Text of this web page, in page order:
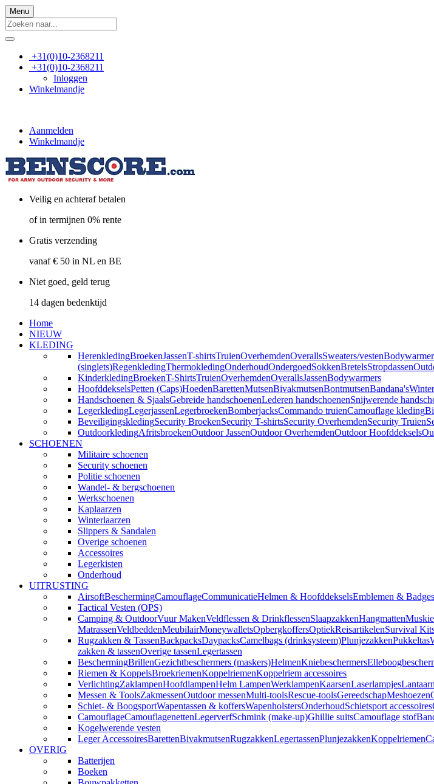
Menu
+31(0)10-2368211
+31(0)10-2368211
Inloggen
Winkelmandje
Aanmelden
Winkelmandje
Veilig en achteraf betalen
of in termijnen 0% rente
Gratis verzending
vanaf € 50 in NL en BE
Niet goed, geld terug
14 dagen bedenktijd
Home
NIEUW
KLEDING
HerenkledingBroekenJassenT-shirtsTruienOverhemdenOverallsSweaters/vesten
(singlets)RegenkledingThermokledingOnderhoudOndergoedSokkenBretelsStropdassen
KinderkledingBroekenT-ShirtsTruienOverhemdenOverallsJassenBodywarmers
HoofddekselsPetten (Caps)HoedenBarettenMutsenBivakmutsenBontmutsenBandana's
Handschoenen & SjaalsGebreide handschoenenLederen handschoenenSnijwerende
LegerkledingLegerjassenLegerbroekenBomberjacksCommando truienCamouflage kleding
BeveiligingskledingSecurity BroekenSecurity T-shirtsSecurity OverhemdenSecurity Truien
OutdoorkledingAfritsbroekenOutdoor JassenOutdoor OverhemdenOutdoor Hoofddeksels
SCHOENEN
Militaire schoenen
Security schoenen
Politie schoenen
Wandel- & bergschoenen
Werkschoenen
Kaplaarzen
Winterlaarzen
Slippers & Sandalen
Overige schoenen
Accessoires
Legerkisten
Onderhoud
UITRUSTING
AirsoftBeschermingCamouflageCommunicatieHelmen & HoofddekselsEmblemen & Badges
Tactical Vesten (OPS)
Camping & OutdoorVuur MakenVeldflessen & DrinkflessenSlaapzakkenHangmatten
MatrassenVeldbeddenMeubilairMoneywalletsOpbergkoffersOptiekReisartikelenSurvival
Rugzakken & TassenBackpacksDaypacksCamelbags (drinksysteem)PlunjezakkenPukkeltas
zakken & tassenOverige tassenLegertassen
BeschermingBrillenGezichtbeschermers (maskers)HelmenKniebeschermers
Riemen & KoppelsBroekriemenKoppelriemenKoppelriem accessoires
VerlichtingZaklampenHoofdlampenHelm LampenWerklampenKaarsenLaserlampjes
Messen & ToolsZakmessenOutdoor messenMulti-toolsRescue-toolsGereedschapMeshoezen
Schiet- & BoogsportWapentassen & koffersWapenholstersOnderhoudSchietsport accessoires
CamouflageCamouflagenettenLegerverfSchmink (make-up)Ghillie suitsCamouflage stof
Kogelwerende vesten
Leger AccessoiresBarettenBivakmutsenRugzakkenLegertassenPlunjezakkenKoppelriemen
OVERIG
Batterijen
Boeken